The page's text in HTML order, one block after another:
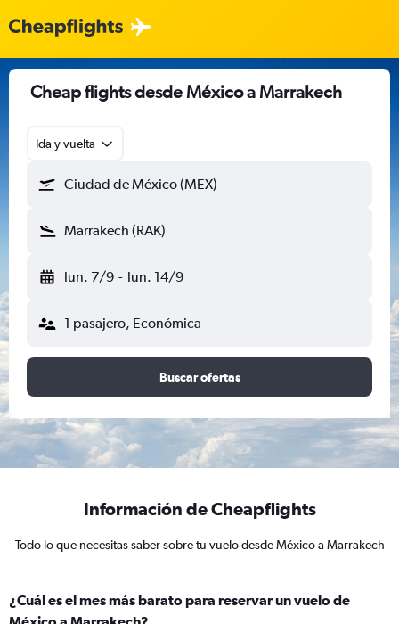
Cheap flights desde México a Marrakech
Ida y vuelta
Ciudad de México (MEX)
Marrakech (RAK)
lun. 7/9 - lun. 14/9
1 pasajero, Económica
Buscar ofertas
Información de Cheapflights
Todo lo que necesitas saber sobre tu vuelo desde México a Marrakech
¿Cuál es el mes más barato para reservar un vuelo de